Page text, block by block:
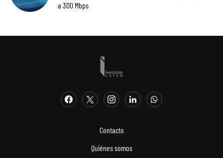
a 300 Mbps
Contacto
Quiénes somos